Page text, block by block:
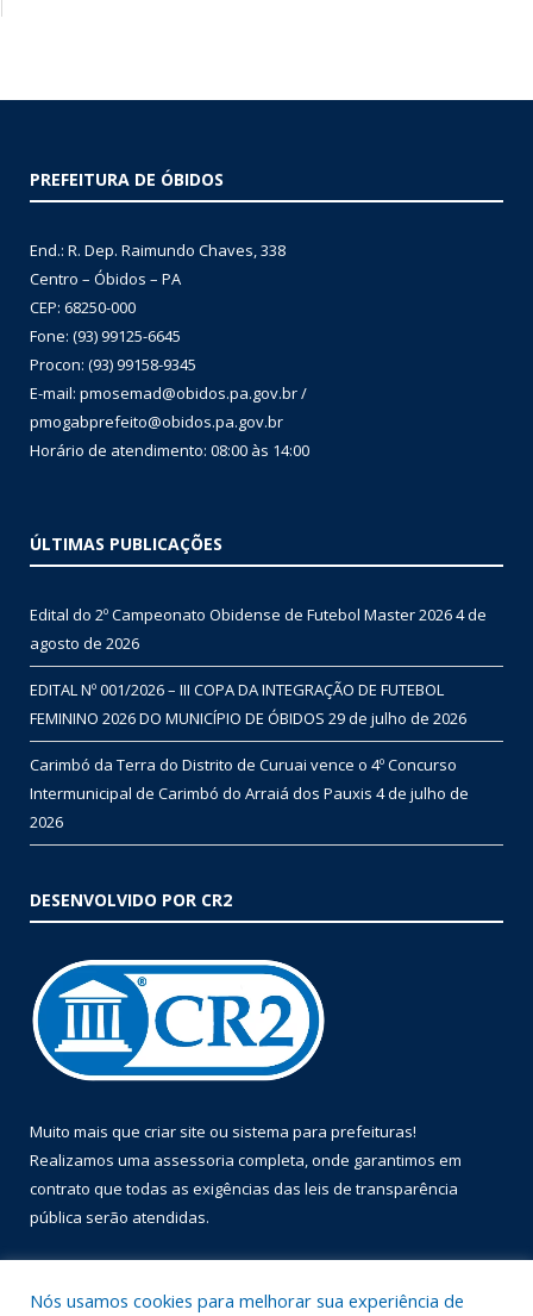
PREFEITURA DE ÓBIDOS
End.: R. Dep. Raimundo Chaves, 338
Centro – Óbidos – PA
CEP: 68250-000
Fone: (93) 99125-6645
Procon: (93) 99158-9345
E-mail: pmosemad@obidos.pa.gov.br /
pmogabprefeito@obidos.pa.gov.br
Horário de atendimento: 08:00 às 14:00
ÚLTIMAS PUBLICAÇÕES
Edital do 2º Campeonato Obidense de Futebol Master 20264 de
agosto de 2026
EDITAL Nº 001/2026 – III COPA DA INTEGRAÇÃO DE FUTEBOL
FEMININO 2026 DO MUNICÍPIO DE ÓBIDOS 29 de julho de 2026
Carimbó da Terra do Distrito de Curuai vence o 4º Concurso
Intermunicipal de Carimbó do Arraiá dos Pauxis 4 de julho de
2026
DESENVOLVIDO POR CR2
Muito mais que criar site ou sistema para prefeituras!
Realizamos uma assessoria completa, onde garantimos em
contrato que todas as exigências das leis de transparência
pública serão atendidas.
Nós usamos cookies para melhorar sua experiência de